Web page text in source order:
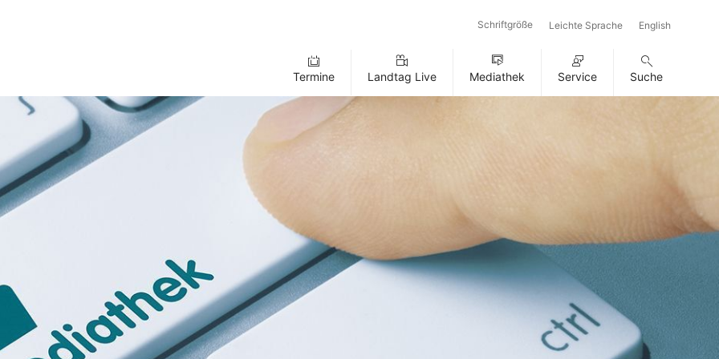
Schriftgröße Leichte Sprache English
Termine Landtag Live Mediathek Service Suche